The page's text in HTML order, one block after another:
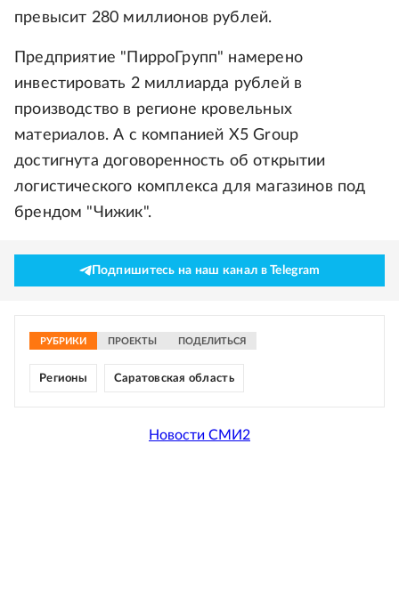
превысит 280 миллионов рублей.
Предприятие "ПирроГрупп" намерено
инвестировать 2 миллиарда рублей в
производство в регионе кровельных
материалов. А с компанией X5 Group
достигнута договоренность об открытии
логистического комплекса для магазинов под
брендом "Чижик".
Подпишитесь на наш канал в Telegram
РУБРИКИ ПРОЕКТЫ ПОДЕЛИТЬСЯ
Регионы Саратовская область
Новости СМИ2